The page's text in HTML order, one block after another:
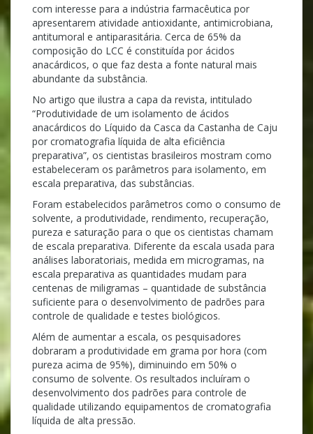
com interesse para a indústria farmacêutica por
apresentarem atividade antioxidante, antimicrobiana,
antitumoral e antiparasitária. Cerca de 65% da
composição do LCC é constituída por ácidos
anacárdicos, o que faz desta a fonte natural mais
abundante da substância.
No artigo que ilustra a capa da revista, intitulado
“Produtividade de um isolamento de ácidos
anacárdicos do Líquido da Casca da Castanha de Caju
por cromatografia líquida de alta eficiência
preparativa”, os cientistas brasileiros mostram como
estabeleceram os parâmetros para isolamento, em
escala preparativa, das substâncias.
Foram estabelecidos parâmetros como o consumo de
solvente, a produtividade, rendimento, recuperação,
pureza e saturação para o que os cientistas chamam
de escala preparativa. Diferente da escala usada para
análises laboratoriais, medida em microgramas, na
escala preparativa as quantidades mudam para
centenas de miligramas – quantidade de substância
suficiente para o desenvolvimento de padrões para
controle de qualidade e testes biológicos.
Além de aumentar a escala, os pesquisadores
dobraram a produtividade em grama por hora (com
pureza acima de 95%), diminuindo em 50% o
consumo de solvente. Os resultados incluíram o
desenvolvimento dos padrões para controle de
qualidade utilizando equipamentos de cromatografia
líquida de alta pressão.